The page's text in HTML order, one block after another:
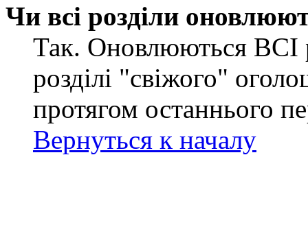
Чи всі розділи
Так. Оновлюються ВСІ
розділі "свіжого"
протягом останнього
Вернуться к началу